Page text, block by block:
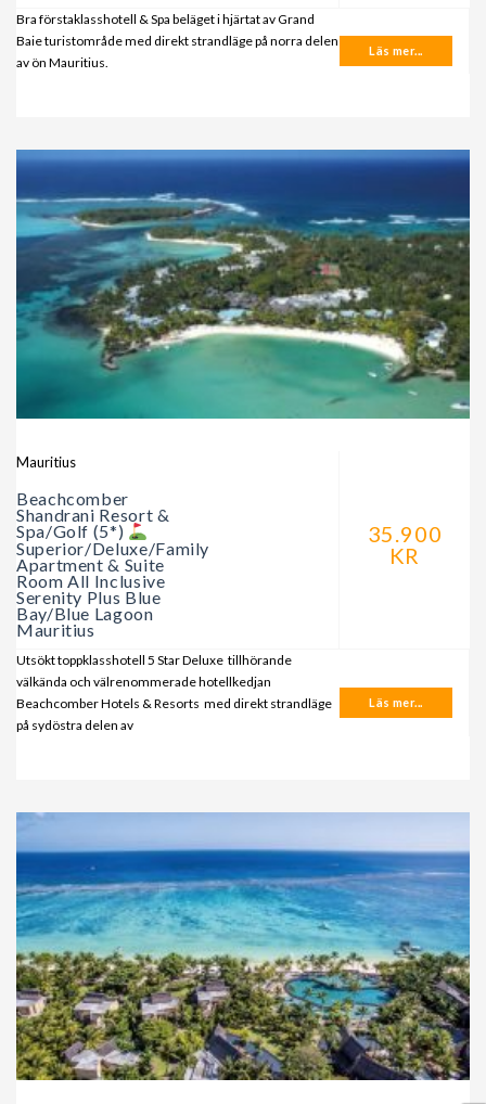
Bra förstaklasshotell & Spa beläget i hjärtat av Grand
Baie turistområde med direkt strandläge på norra delen
av ön Mauritius.
Läs mer...
Mauritius
Beachcomber
Shandrani Resort &
Spa/Golf (5*)
Superior/Deluxe/Family
Apartment & Suite
Room All Inclusive
Serenity Plus Blue
Bay/Blue Lagoon
Mauritius
35.900
KR
Utsökt toppklasshotell 5 Star Deluxe tillhörande
välkända och välrenommerade hotellkedjan
Beachcomber Hotels & Resorts med direkt strandläge
på sydöstra delen av
Läs mer...